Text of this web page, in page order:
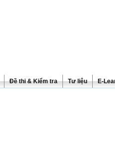
Đề thi & Kiểm tra Tư liệu E-